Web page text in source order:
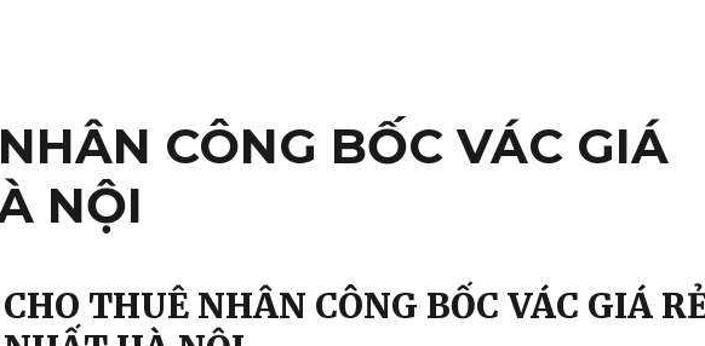
CÔNG BỐC VÁC GIÁ
NỘI
CHO THUÊ NHÂN CÔNG BỐC VÁC GIÁ